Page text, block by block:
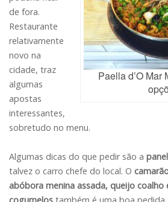
Paella d’O Mar
de fora.
Restaurante
relativamente
novo na
cidade, traz
algumas
apostas
interessantes,
sobretudo no menu.
Algumas dicas do que pedir são a
talvez o carro chefe do local. O
abóbora menina assada, queijo coalho